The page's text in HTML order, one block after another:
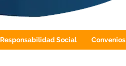
Responsabilidad Social Convenios